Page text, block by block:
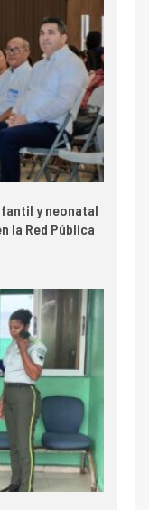
y neonatal
la Red Pública